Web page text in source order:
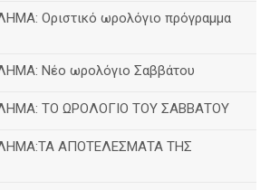
Οριστικό ωρολόγιο πρόγραμμα
Νέο ωρολόγιο Σαββάτου
ΤΟ ΩΡΟΛΟΓΙΟ ΤΟΥ ΣΑΒΒΑΤΟΥ
ΑΠΟΤΕΛΕΣΜΑΤΑ ΤΗΣ